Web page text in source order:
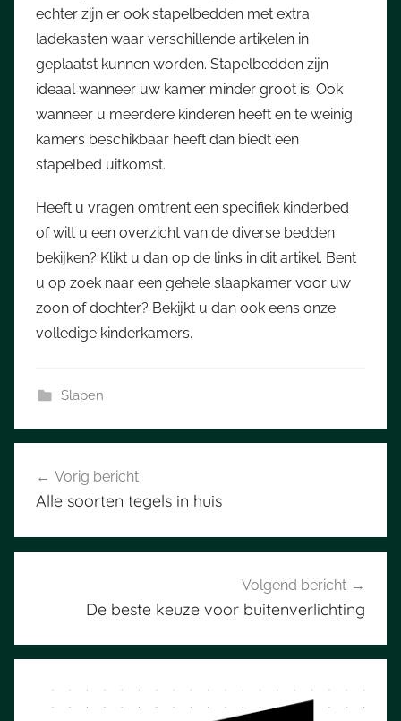
echter zijn er ook stapelbedden met extra
ladekasten waar verschillende artikelen in
geplaatst kunnen worden. Stapelbedden zijn
ideaal wanneer uw kamer minder groot is. Ook
wanneer u meerdere kinderen heeft en te weinig
kamers beschikbaar heeft dan biedt een
stapelbed uitkomst.
Heeft u vragen omtrent een specifiek kinderbed
of wilt u een overzicht van de diverse bedden
bekijken? Klikt u dan op de links in dit artikel. Bent
u op zoek naar een gehele slaapkamer voor uw
zoon of dochter? Bekijkt u dan ook eens onze
volledige kinderkamers.
Slapen
navigatie
Vorig bericht
Alle soorten tegels in huis
Volgend bericht
De beste keuze voor buitenverlichting